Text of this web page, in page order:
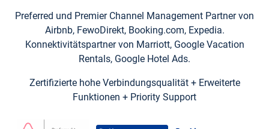
Preferred und Premier Channel Management Partner von
Airbnb, FewoDirekt, Booking.com, Expedia.
Konnektivitätspartner von Marriott, Google Vacation
Rentals, Google Hotel Ads.
Zertifizierte hohe Verbindungsqualität + Erweiterte
Funktionen + Priority Support